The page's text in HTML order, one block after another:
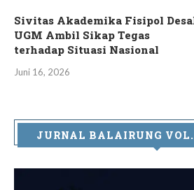
Sivitas Akademika Fisipol
UGM Ambil Sikap Tegas
terhadap Situasi Nasional
Juni 16, 2026
JURNAL BALAIRUNG